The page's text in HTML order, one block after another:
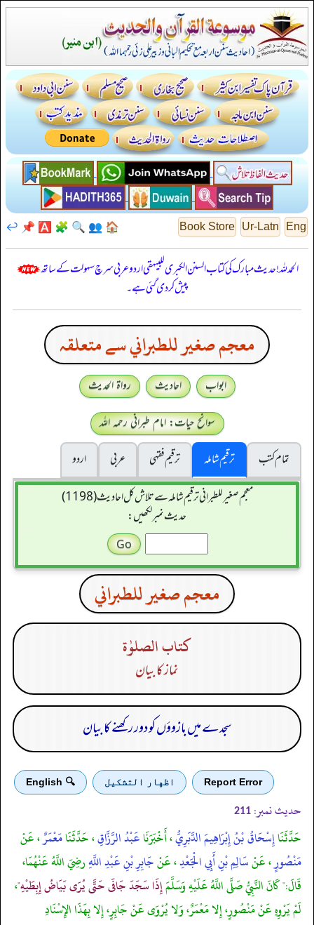
Eng
Ur-Latn
Book Store
🏠
👥
🔍
🧩
🅰️
📌
↩️
الحمدللہ! حدیث مبارک کی کتاب السنن الكبرى للبيهقي اردو عربی سرچ سہولت کے ساتھ
پیش کر دی گئی ہے۔
معجم صغير للطبراني سے متعلقہ
ابواب احادیث
رواۃ الحدیث
سوانح حیات: امام طبرانی رحمہ اللہ
تمام کتب
ترقیم شاملہ ترقيم فقہی عربی
اردو
معجم صغير للطبراني ترقیم شاملہ سے تلاش کل احادیث (1198)
حدیث نمبر لکھیں:
معجم صغير للطبراني
كتاب الصلوٰة
نماز کا بیان
سجدے میں بازوؤں کو دور رکھنے کا بیان
Report Error اظهار التشكيل 🔍 English
حدیث نمبر: 211
حَدَّثَنَاإِسْحَاقُ بْنُ إِبْرَاهِيمَ الدَّبَرِيُّ، أَخْبَرَنَاعَبْدُ الرَّزَّاقِ، حَدَّثَنَامَعْمَرٌ، عَنْ
مَنْصُورٍ، عَنْسَالِمِ بْنِ أَبِي الْجَعْدِ، عَنْجَابِرِ بْنِ عَبْدِ اللَّهِرضِيَ اللَّهُ عَنْهُمَا،
قَالَ:" كَانَ النَّبِيُّ صَلَّى اللَّهُ عَلَيْهِ وَسَلَّمَإِذَا سَجَدَ جَافَى حَتَّى يُرَى بَيَاضُ إِبِطَيْهِ"،
لَمْ يَرْوِهِ عَنْ مَنْصُورٍ، إِلا مَعْمَرٌ، وَلا يُرْوَى عَنْ جَابِرٍ، إِلا بِهَذَا الإِسْنَادِ